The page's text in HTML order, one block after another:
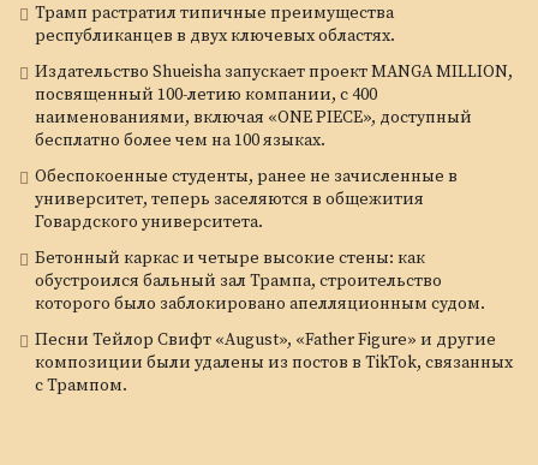
Трамп растратил типичные преимущества
республиканцев в двух ключевых областях.
Издательство Shueisha запускает проект MANGA MILLION,
посвященный 100-летию компании, с 400
наименованиями, включая «ONE PIECE», доступный
бесплатно более чем на 100 языках.
Обеспокоенные студенты, ранее не зачисленные в
университет, теперь заселяются в общежития
Говардского университета.
Бетонный каркас и четыре высокие стены: как
обустроился бальный зал Трампа, строительство
которого было заблокировано апелляционным судом.
Песни Тейлор Свифт «August», «Father Figure» и другие
композиции были удалены из постов в TikTok, связанных
с Трампом.